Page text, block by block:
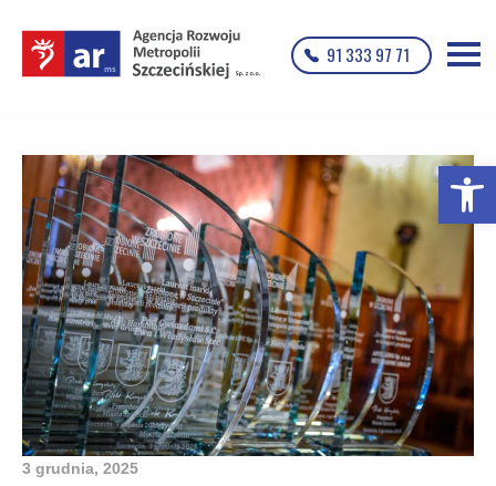
Otwórz
91 333 97 71
3 grudnia, 2025